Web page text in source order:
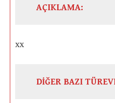
AÇIKLAMA:
xx
DİĞER BAZI